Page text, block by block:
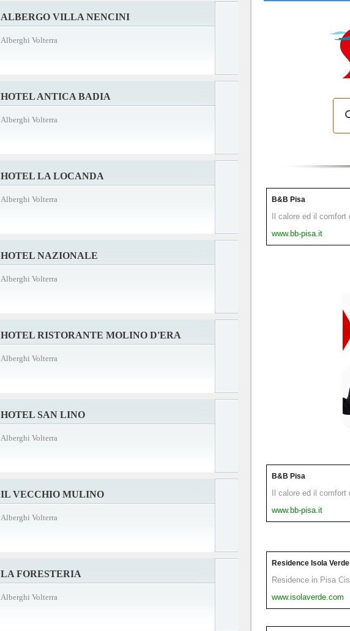
ALBERGO VILLA NENCINI
Alberghi Volterra
HOTEL ANTICA BADIA
Alberghi Volterra
HOTEL LA LOCANDA
Alberghi Volterra
HOTEL NAZIONALE
Alberghi Volterra
HOTEL RISTORANTE MOLINO D'ERA
Alberghi Volterra
HOTEL SAN LINO
Alberghi Volterra
IL VECCHIO MULINO
Alberghi Volterra
LA FORESTERIA
Alberghi Volterra
B&B Pisa
Il calore ed il
www.bb-pisa.it
B&B Pisa
Il calore ed il
www.bb-pisa.it
Residence Isola Verde
Residence in Pisa
www.isolaverde.com